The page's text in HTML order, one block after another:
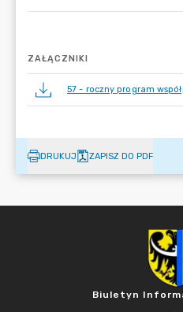
ZAŁĄCZNIKI
57 - roczny program
DRUKUJ ZAPISZ DO PDF
Biuletyn